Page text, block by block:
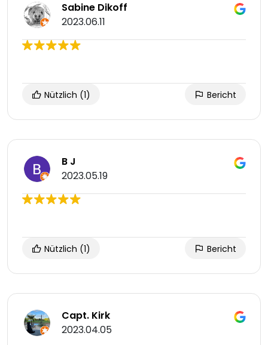
Sabine Dikoff
2023.06.11
Nützlich (1) Bericht
B J
2023.05.19
Nützlich (1) Bericht
Capt. Kirk
2023.04.05